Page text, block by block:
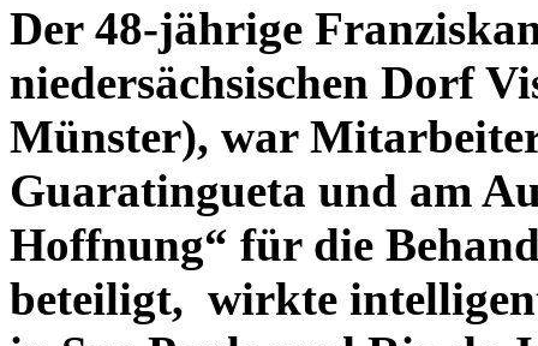
Der 48-jährige
niedersächsischen Dorf
Münster), war
Guaratingueta und am
Hoffnung“ für die
beteiligt, wirkte